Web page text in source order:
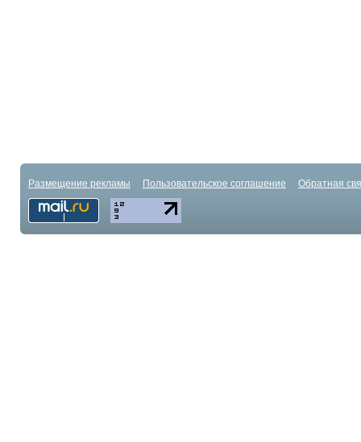
Размещение рекламы Пользовательское соглашение Обратная